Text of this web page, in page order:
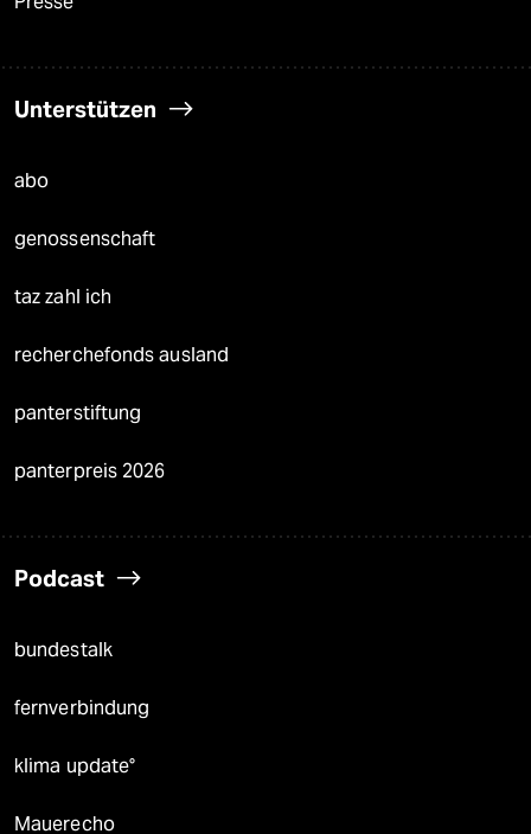
Unterstützen
abo
genossenschaft
taz zahl ich
recherchefonds ausland
panterstiftung
panterpreis 2026
Podcast
bundestalk
fernverbindung
klima update°
Mauerecho